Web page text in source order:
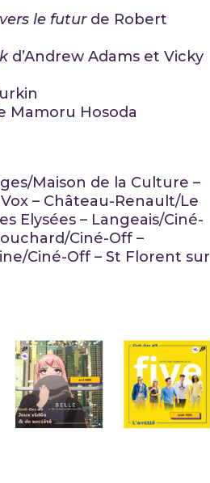
le futur de Robert
d’Andrew Adams et Vicky
Mamoru Hosoda
Maison de la Culture –
– Château-Renault/Le
Elysées – Langeais/Ciné-
Ciné-Off –
Ciné-Off – St Florent sur